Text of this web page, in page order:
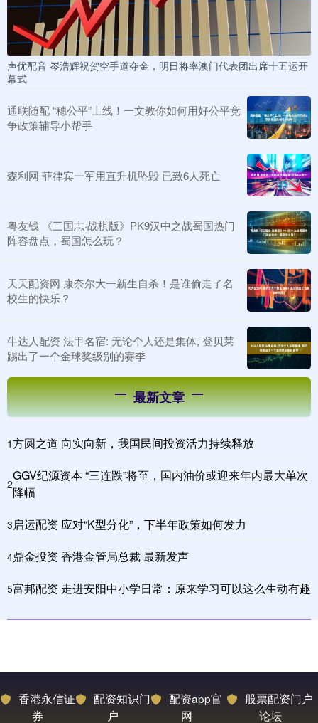
声优配音 岑浩辉祝贺空手道夺金，明日将率澳门代表团出席十五运开
幕式
通联随配 “穗公平”上线！一文教你如何用好公平竞
争政策辅导小帮手
森利网 菲律宾一军用直升机坠毁 已致6人死亡
粤友钱 《三国志·战棋版》PK9汉中之战蜀国热门
阵容盘点，蜀国怎么玩？
天天配资网 康奈尔大一新生自杀！是谁偷走了名
校生的快乐？
牛达人配资 法甲名宿: 无论个人还是集体, 登贝莱
踢出了一个金球奖级别的赛季
最新文章
1方圆之道 向实向新，我国民间投资活力持续释放
2
GGV纪源资本 “三连跌”将至，国内油价或迎来年内最大单次
降幅
3启运配资 应对“K型分化”，下半年政策如何发力
4鼎金投资 香港金管局总裁 最新发声
5富邦配资 走进安阳中小学日常：原来学习可以这么生动有趣
香港永信证
券
配资知识门
户
配资app官
网
股票配资门户
论坛